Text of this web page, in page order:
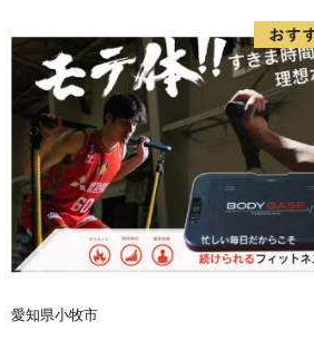
愛知県小牧市